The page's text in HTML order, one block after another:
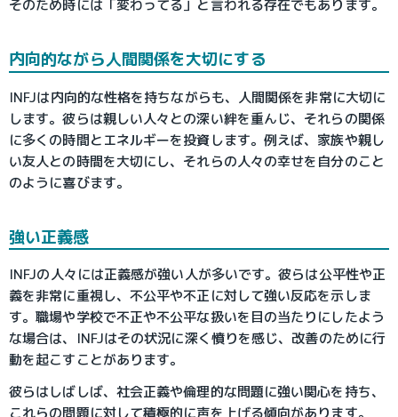
そのため時には「変わってる」と言われる存在でもあります。
内向的ながら人間関係を大切にする
INFJは内向的な性格を持ちながらも、人間関係を非常に大切に
します。彼らは親しい人々との深い絆を重んじ、それらの関係
に多くの時間とエネルギーを投資します。例えば、家族や親し
い友人との時間を大切にし、それらの人々の幸せを自分のこと
のように喜びます。
強い正義感
INFJの人々には正義感が強い人が多いです。彼らは公平性や正
義を非常に重視し、不公平や不正に対して強い反応を示しま
す。職場や学校で不正や不公平な扱いを目の当たりにしたよう
な場合は、INFJはその状況に深く憤りを感じ、改善のために行
動を起こすことがあります。
彼らはしばしば、社会正義や倫理的な問題に強い関心を持ち、
これらの問題に対して積極的に声を上げる傾向があります。